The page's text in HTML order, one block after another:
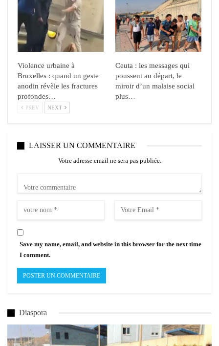
Violence urbaine à
Bruxelles : quand un geste
anodin révèle les fractures
profondes…
Ceuta : les messages qui
poussent au départ, le
miroir d’un malaise social
plus…
PREV NEXT
LAISSER UN COMMENTAIRE
Votre adresse email ne sera pas publiée.
Save my name, email, and website in this browser for the next time
I comment.
Diaspora